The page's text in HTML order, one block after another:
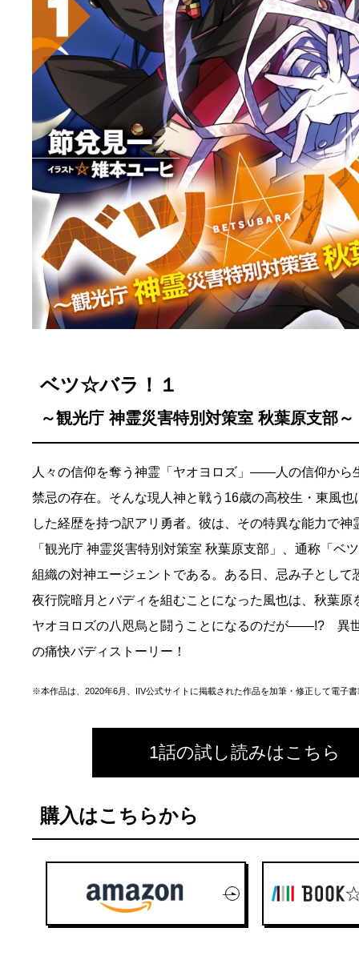
ベツ☆バラ！１
～観光庁 神霊災害特別対策室 秋葉原支部～
人々の信仰を奪う神霊「ヤオヨロズ」――人の信仰から
禁忌の存在。そんな現人神と戦う16歳の高校生・東風也
した経歴を持つ訳アリ勇者。彼は、その特異な能力で神
「観光庁 神霊災害特別対策室 秋葉原支部」、通称「ベ
組織の対神エージェントである。ある日、忌み子として
夜行院暗月とバディを組むことになった風也は、秋葉原
ヤオヨロズの八咫烏と闘うことになるのだが――!? 異
の痛快バディストーリー！
※本作品は、2020年6月、IIV公式サイトに掲載された作品を加筆・修正して電子
1話の試し読みはこちら
購入はこちらから